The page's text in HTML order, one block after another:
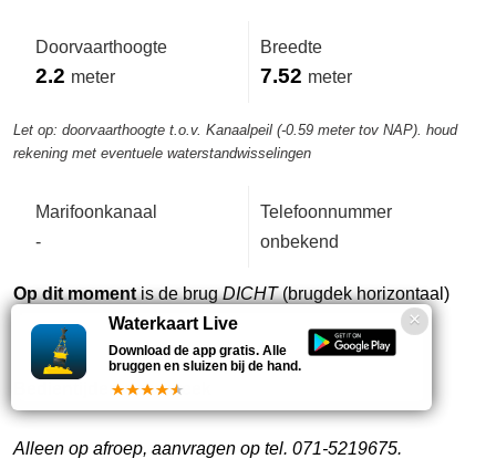
Doorvaarthoogte
2.2 meter
Breedte
7.52 meter
Let op: doorvaarthoogte t.o.v. Kanaalpeil (-0.59 meter tov NAP). houd
rekening met eventuele waterstandwisselingen
Marifoonkanaal
-
Telefoonnummer
onbekend
Op dit momentis de brugDICHT(brugdek horizontaal)
Bedientijden deze week
Alleen op afroep, aanvragen op tel. 071-5219675.
Waterkaart Live
Download de app gratis. Alle
bruggen en sluizen bij de hand.